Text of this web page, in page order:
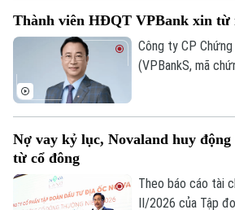
Chuyên mục
Thời sự
Hà Nội
Chính trị
Hà Nội
Nhịp sống Hà Nội
Thế giới
những doanh
động, năng lực
trên thị trường.
Thành viên HĐQT VPBank xin từ
Công ty CP
(VPBankS, mã
Nợ vay kỷ lục, Novaland huy động
từ cổ đông
Theo báo cáo tài
II/2026 của Tập